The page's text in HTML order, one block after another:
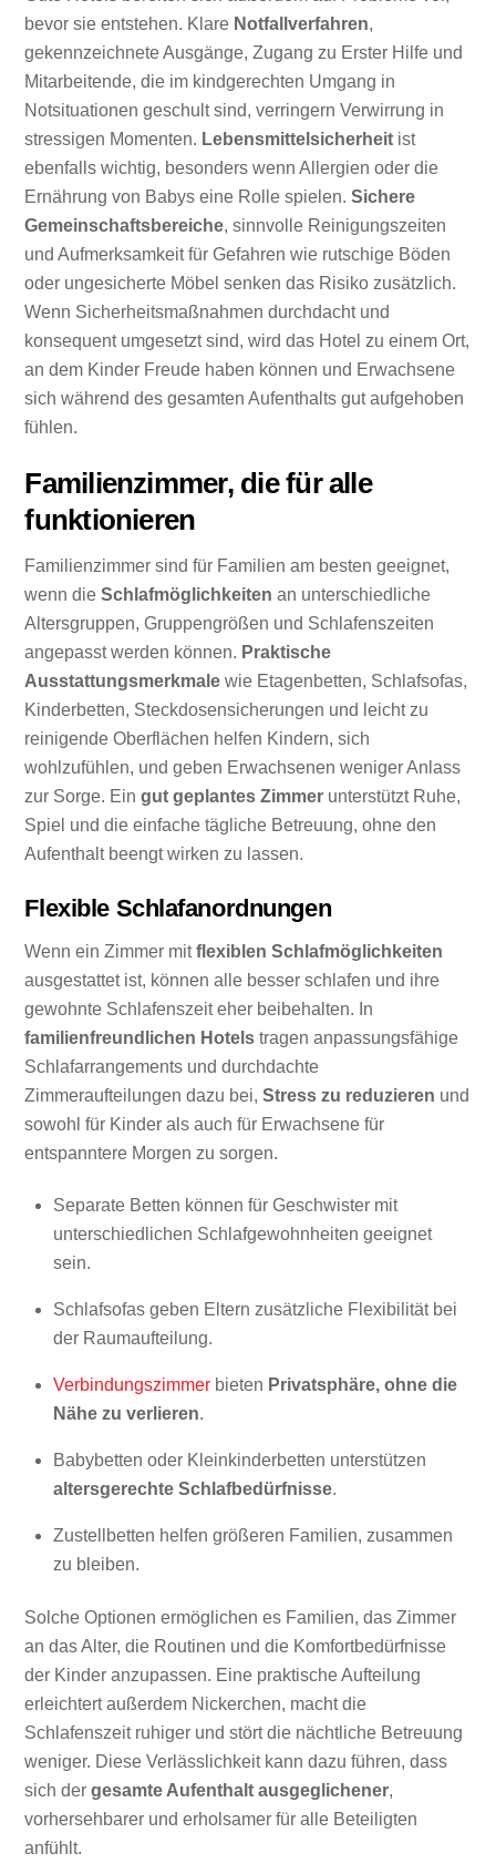
bevor sie entstehen. Klare Notfallverfahren,
gekennzeichnete Ausgänge, Zugang zu Erster Hilfe und
Mitarbeitende, die im kindgerechten Umgang in
Notsituationen geschult sind, verringern Verwirrung in
stressigen Momenten. Lebensmittelsicherheit ist
ebenfalls wichtig, besonders wenn Allergien oder die
Ernährung von Babys eine Rolle spielen.Sichere
Gemeinschaftsbereiche, sinnvolle Reinigungszeiten
und Aufmerksamkeit für Gefahren wie rutschige Böden
oder ungesicherte Möbel senken das Risiko zusätzlich.
Wenn Sicherheitsmaßnahmen durchdacht und
konsequent umgesetzt sind, wird das Hotel zu einem Ort,
an dem Kinder Freude haben können und Erwachsene
sich während des gesamten Aufenthalts gut aufgehoben
fühlen.
Familienzimmer, die für alle
funktionieren
Familienzimmer sind für Familien am besten geeignet,
wenn dieSchlafmöglichkeiten an unterschiedliche
Altersgruppen, Gruppengrößen und Schlafenszeiten
angepasst werden können. Praktische
Ausstattungsmerkmale wie Etagenbetten, Schlafsofas,
Kinderbetten, Steckdosensicherungen und leicht zu
reinigende Oberflächen helfen Kindern, sich
wohlzufühlen, und geben Erwachsenen weniger Anlass
zur Sorge. Eingut geplantes Zimmer unterstützt Ruhe,
Spiel und die einfache tägliche Betreuung, ohne den
Aufenthalt beengt wirken zu lassen.
Flexible Schlafanordnungen
Wenn ein Zimmer mitflexiblen Schlafmöglichkeiten
ausgestattet ist, können alle besser schlafen und ihre
gewohnte Schlafenszeit eher beibehalten. In
familienfreundlichen Hotels tragen anpassungsfähige
Schlafarrangements und durchdachte
Zimmeraufteilungen dazu bei,Stress zu reduzieren und
sowohl für Kinder als auch für Erwachsene für
entspanntere Morgen zu sorgen.
Separate Betten können für Geschwister mit
unterschiedlichen Schlafgewohnheiten geeignet
sein.
Schlafsofas geben Eltern zusätzliche Flexibilität bei
der Raumaufteilung.
Verbindungszimmer bieten Privatsphäre, ohne die
Nähe zu verlieren.
Babybetten oder Kleinkinderbetten unterstützen
altersgerechte Schlafbedürfnisse.
Zustellbetten helfen größeren Familien, zusammen
zu bleiben.
Solche Optionen ermöglichen es Familien, das Zimmer
an das Alter, die Routinen und die Komfortbedürfnisse
der Kinder anzupassen. Eine praktische Aufteilung
erleichtert außerdem Nickerchen, macht die
Schlafenszeit ruhiger und stört die nächtliche Betreuung
weniger. Diese Verlässlichkeit kann dazu führen, dass
sich dergesamte Aufenthalt ausgeglichener,
vorhersehbarer und erholsamer für alle Beteiligten
anfühlt.